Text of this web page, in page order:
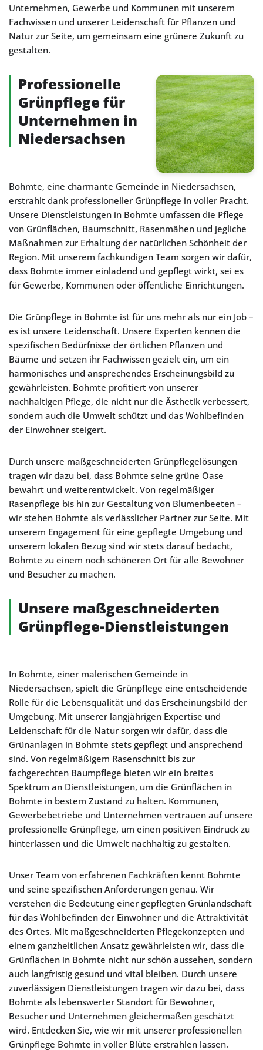
Unternehmen, Gewerbe und Kommunen mit unserem
Fachwissen und unserer Leidenschaft für Pflanzen und
Natur zur Seite, um gemeinsam eine grünere Zukunft zu
gestalten.
Professionelle
Grünpflege für
Unternehmen in
Niedersachsen
Bohmte, eine charmante Gemeinde in Niedersachsen,
erstrahlt dank professioneller Grünpflege in voller Pracht.
Unsere Dienstleistungen in Bohmte umfassen die Pflege
von Grünflächen, Baumschnitt, Rasenmähen und jegliche
Maßnahmen zur Erhaltung der natürlichen Schönheit der
Region. Mit unserem fachkundigen Team sorgen wir dafür,
dass Bohmte immer einladend und gepflegt wirkt, sei es
für Gewerbe, Kommunen oder öffentliche Einrichtungen.
Die Grünpflege in Bohmte ist für uns mehr als nur ein Job –
es ist unsere Leidenschaft. Unsere Experten kennen die
spezifischen Bedürfnisse der örtlichen Pflanzen und
Bäume und setzen ihr Fachwissen gezielt ein, um ein
harmonisches und ansprechendes Erscheinungsbild zu
gewährleisten. Bohmte profitiert von unserer
nachhaltigen Pflege, die nicht nur die Ästhetik verbessert,
sondern auch die Umwelt schützt und das Wohlbefinden
der Einwohner steigert.
Durch unsere maßgeschneiderten Grünpflegelösungen
tragen wir dazu bei, dass Bohmte seine grüne Oase
bewahrt und weiterentwickelt. Von regelmäßiger
Rasenpflege bis hin zur Gestaltung von Blumenbeeten –
wir stehen Bohmte als verlässlicher Partner zur Seite. Mit
unserem Engagement für eine gepflegte Umgebung und
unserem lokalen Bezug sind wir stets darauf bedacht,
Bohmte zu einem noch schöneren Ort für alle Bewohner
und Besucher zu machen.
Unsere maßgeschneiderten
Grünpflege-Dienstleistungen
In Bohmte, einer malerischen Gemeinde in
Niedersachsen, spielt die Grünpflege eine entscheidende
Rolle für die Lebensqualität und das Erscheinungsbild der
Umgebung. Mit unserer langjährigen Expertise und
Leidenschaft für die Natur sorgen wir dafür, dass die
Grünanlagen in Bohmte stets gepflegt und ansprechend
sind. Von regelmäßigem Rasenschnitt bis zur
fachgerechten Baumpflege bieten wir ein breites
Spektrum an Dienstleistungen, um die Grünflächen in
Bohmte in bestem Zustand zu halten. Kommunen,
Gewerbebetriebe und Unternehmen vertrauen auf unsere
professionelle Grünpflege, um einen positiven Eindruck zu
hinterlassen und die Umwelt nachhaltig zu gestalten.
Unser Team von erfahrenen Fachkräften kennt Bohmte
und seine spezifischen Anforderungen genau. Wir
verstehen die Bedeutung einer gepflegten Grünlandschaft
für das Wohlbefinden der Einwohner und die Attraktivität
des Ortes. Mit maßgeschneiderten Pflegekonzepten und
einem ganzheitlichen Ansatz gewährleisten wir, dass die
Grünflächen in Bohmte nicht nur schön aussehen, sondern
auch langfristig gesund und vital bleiben. Durch unsere
zuverlässigen Dienstleistungen tragen wir dazu bei, dass
Bohmte als lebenswerter Standort für Bewohner,
Besucher und Unternehmen gleichermaßen geschätzt
wird. Entdecken Sie, wie wir mit unserer professionellen
Grünpflege Bohmte in voller Blüte erstrahlen lassen.